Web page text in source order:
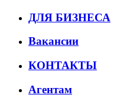
ДЛЯ БИЗНЕСА
Вакансии
КОНТАКТЫ
Агентам